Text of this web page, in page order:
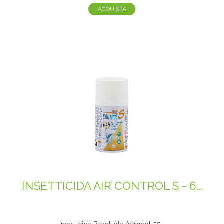
ACQUISTA
INSETTICIDA AIR CONTROL S - 6...